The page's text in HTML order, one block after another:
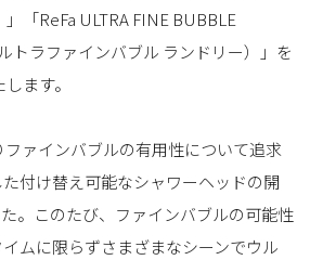
「ReFa ULTRA FINE BUBBLE
トラファインバブル ランドリー）」を
ます。
ファインバブルの有用性について追求
付け替え可能なシャワーヘッドの開
。このたび、ファインバブルの可能性
ムに限らずさまざまなシーンでウル